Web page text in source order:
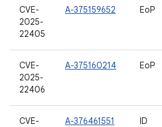
CVE-
2025-
22405
A-375159652 EoP
CVE-
2025-
22406
A-375160214 EoP
CVE-
A-376461551
ID